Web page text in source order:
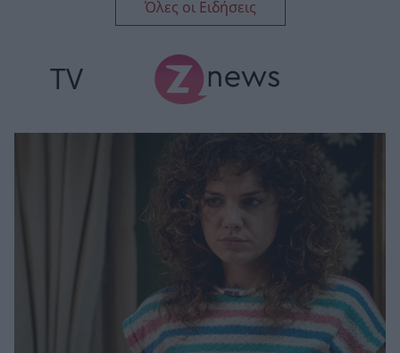
Όλες οι Ειδήσεις
TV